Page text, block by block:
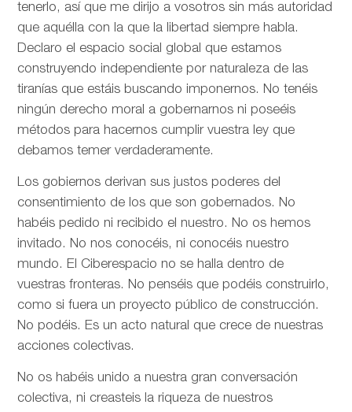
tenerlo, así que me dirijo a vosotros sin más autoridad
que aquélla con la que la libertad siempre habla.
Declaro el espacio social global que estamos
construyendo independiente por naturaleza de las
tiranías que estáis buscando imponernos. No tenéis
ningún derecho moral a gobernarnos ni poseéis
métodos para hacernos cumplir vuestra ley que
debamos temer verdaderamente.
Los gobiernos derivan sus justos poderes del
consentimiento de los que son gobernados. No
habéis pedido ni recibido el nuestro. No os hemos
invitado. No nos conocéis, ni conocéis nuestro
mundo. El Ciberespacio no se halla dentro de
vuestras fronteras. No penséis que podéis construirlo,
como si fuera un proyecto público de construcción.
No podéis. Es un acto natural que crece de nuestras
acciones colectivas.
No os habéis unido a nuestra gran conversación
colectiva, ni creasteis la riqueza de nuestros